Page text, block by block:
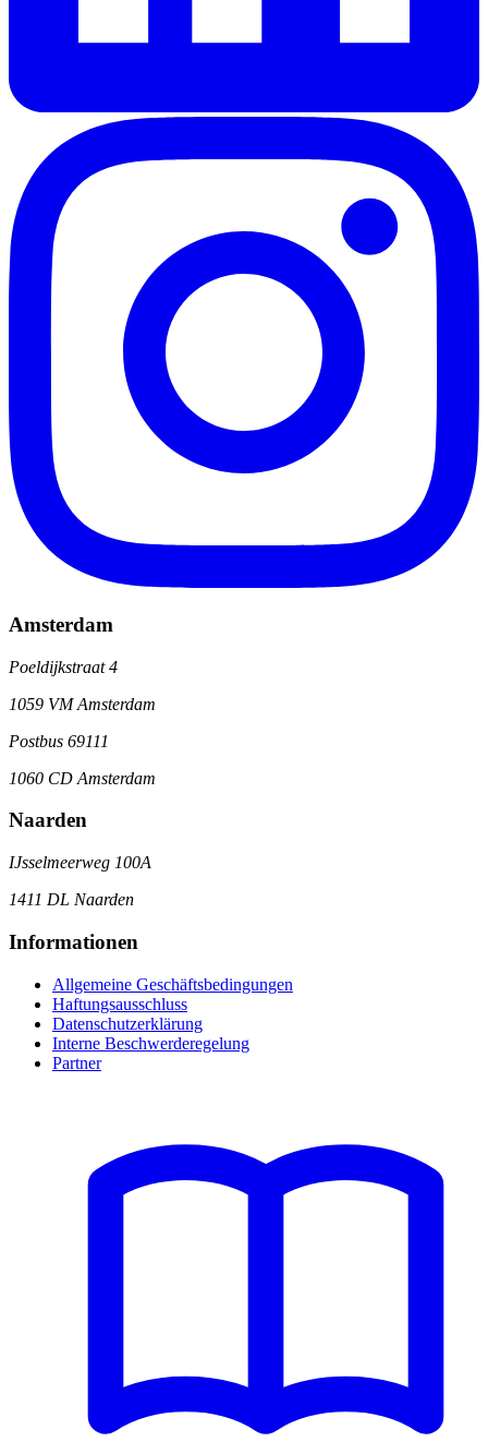
Amsterdam
Poeldijkstraat 4
1059 VM Amsterdam
Postbus 69111
1060 CD Amsterdam
Naarden
IJsselmeerweg 100A
1411 DL Naarden
Informationen
Allgemeine Geschäftsbedingungen
Haftungsausschluss
Datenschutzerklärung
Interne Beschwerderegelung
Partner